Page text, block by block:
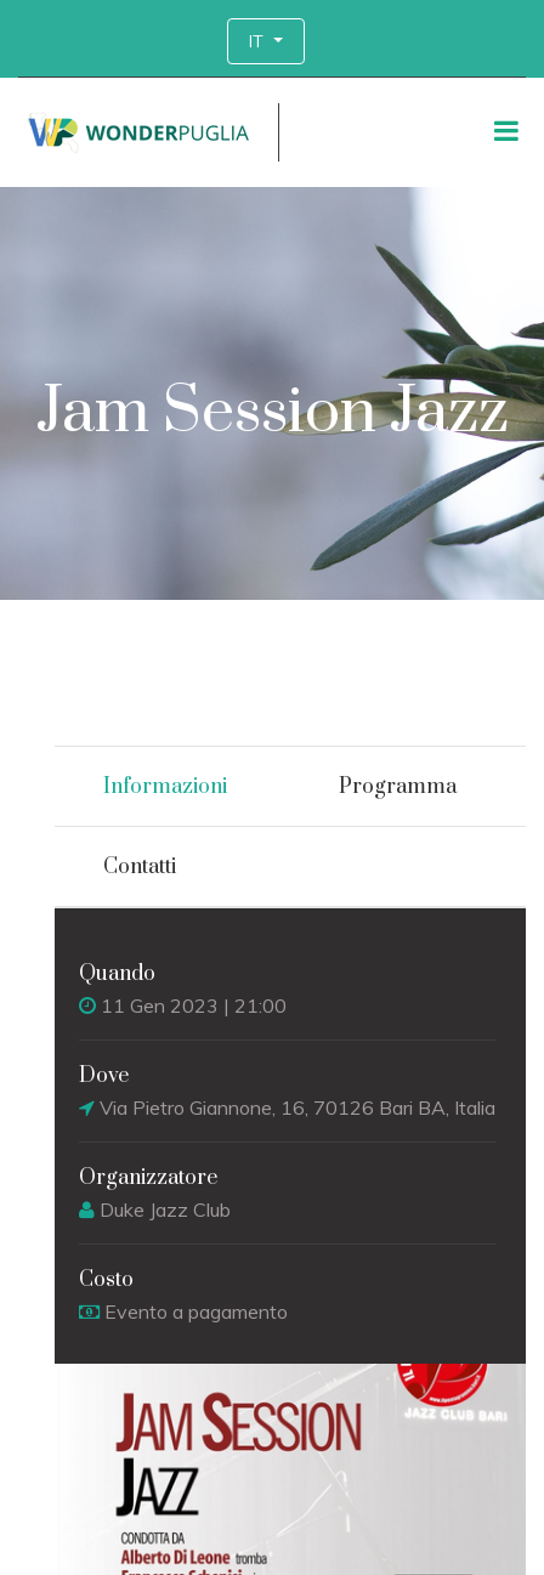
IT
Jam Session Jazz
Informazioni Programma
Contatti
Quando
11 Gen 2023 | 21:00
Dove
Via Pietro Giannone, 16, 70126 Bari BA, Italia
Organizzatore
Duke Jazz Club
Costo
Evento a pagamento